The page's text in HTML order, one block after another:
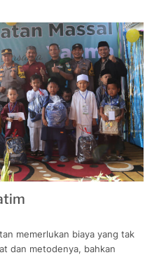
memerlukan biaya yang tak
dan metodenya, bahkan